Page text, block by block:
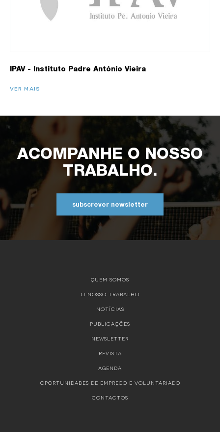
IPAV - Instituto Padre António Vieira
VER MAIS
ACOMPANHE O NOSSO
TRABALHO.
subscrever newsletter
QUEM SOMOS
O NOSSO TRABALHO
NOTÍCIAS
PUBLICAÇÕES
NEWSLETTER
REVISTA
AGENDA
OPORTUNIDADES DE EMPREGO E VOLUNTARIADO
CONTACTOS